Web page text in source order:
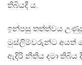
තිබියදී ය.
ඉන්පසු තත්ත්වය
මුස්ලිම්වරුන්ට අයත්
ඇදිරි නීතිය දමා තිබිය